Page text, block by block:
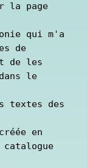
qui m'a
les
le
textes des
en
catalogue